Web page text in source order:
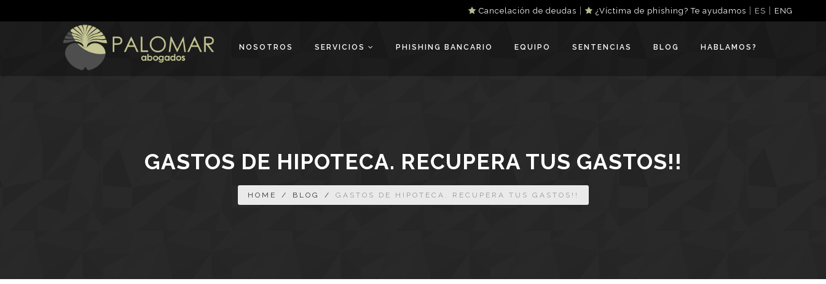
Cancelación de deudas | ¿Víctima de phishing? Te ayudamos ES ENG
NOSOTROS SERVICIOS PHISHING BANCARIO EQUIPO SENTENCIAS BLOG HABLAMOS?
GASTOS DE HIPOTECA. RECUPERA TUS GASTOS!!
HOME / BLOG / GASTOS DE HIPOTECA. RECUPERA TUS GASTOS!!